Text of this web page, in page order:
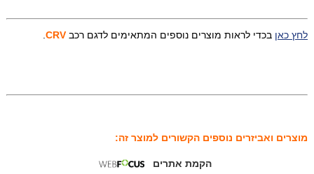
לחץ כאן בכדי לראות מוצרים נוספים המתאימים לדגם רכב CRV
מוצרים ואביזרים נוספים הקשורים למוצר זה:
הקמת אתרים